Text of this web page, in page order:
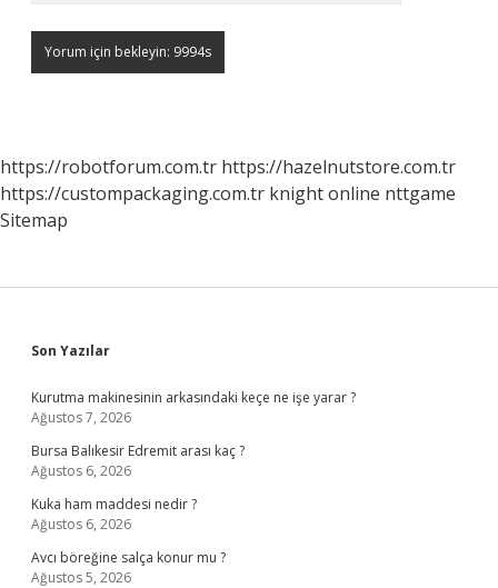
https://robotforum.com.tr https://hazelnutstore.com.tr
https://custompackaging.com.tr knight online nttgame
Sitemap
Sidebar
Son Yazılar
Kurutma makinesinin arkasındaki keçe ne işe yarar ?
Ağustos 7, 2026
Bursa Balıkesir Edremit arası kaç ?
Ağustos 6, 2026
Kuka ham maddesi nedir ?
Ağustos 6, 2026
Avcı böreğine salça konur mu ?
Ağustos 5, 2026